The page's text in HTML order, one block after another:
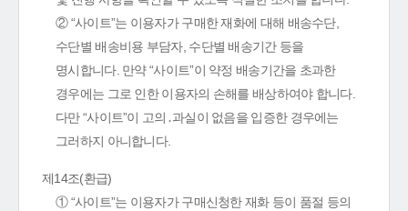
② “사이트”는 이용자가 구매한 재화에 대해 배송수단,
수단별 배송비용 부담자, 수단별 배송기간 등을
명시합니다. 만약 “사이트”이 약정 배송기간을 초과한
경우에는 그로 인한 이용자의 손해를 배상하여야 합니다.
다만 “사이트”이 고의․과실이 없음을 입증한 경우에는
그러하지 아니합니다.
제14조(환급)
① “사이트”는 이용자가 구매신청한 재화 등이 품절 등의